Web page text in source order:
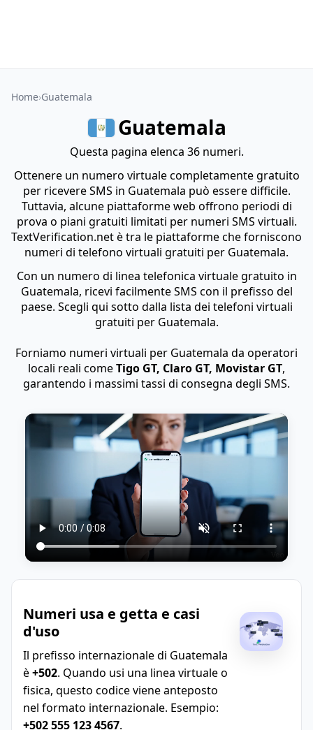
Home Guatemala
Guatemala
Questa pagina elenca 36 numeri.
Ottenere un numero virtuale completamente gratuito
per ricevere SMS in Guatemala può essere difficile.
Tuttavia, alcune piattaforme web offrono periodi di
prova o piani gratuiti limitati per numeri SMS virtuali.
TextVerification.net è tra le piattaforme che forniscono
numeri di telefono virtuali gratuiti per Guatemala.
Con un numero di linea telefonica virtuale gratuito in
Guatemala, ricevi facilmente SMS con il prefisso del
paese. Scegli qui sotto dalla lista dei telefoni virtuali
gratuiti per Guatemala.
Forniamo numeri virtuali per Guatemala da operatori
locali reali comeTigo GT, Claro GT, Movistar GT,
garantendo i massimi tassi di consegna degli SMS.
Numeri usa e getta e casi
d'uso
Il prefisso internazionale di Guatemala
è+502. Quando usi una linea virtuale o
fisica, questo codice viene anteposto
nel formato internazionale. Esempio:
+502 555 123 4567.